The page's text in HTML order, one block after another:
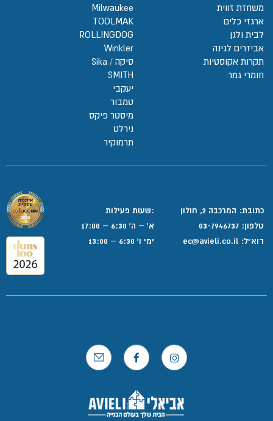
משחזת זווית
ארגזי כלים
לבית ולגן
אביזרים לגינה
תקרות אקוסטיות
חומרי גמר
Milwaukee
TOOLMAK
ROLLINGDOG
Winkler
סיקה / Sika
SMITH
יעקבי
טמבור
מיסטר פיקס
נירלט
תרמוקיר
כתובת: המרכבה 2, חולון
טלפון: 03-7946737
דוא”ל:
:שעות פעילות
א' – ה' 6:30 – 17:00
ימי ו' 6:30 – 13:00